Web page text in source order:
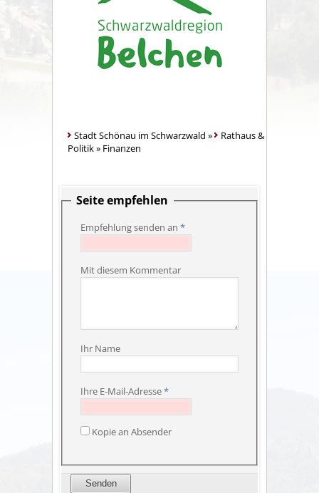
Stadt Schönau im Schwarzwald »
Rathaus &
Politik» Finanzen
Seite empfehlen
Empfehlung senden an *
Mit diesem Kommentar
Ihr Name
Ihre E-Mail-Adresse*
Kopie an Absender